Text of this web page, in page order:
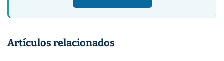
Artículos relacionados